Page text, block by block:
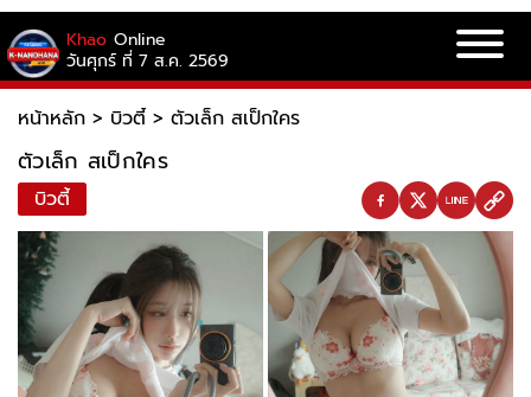
Khao Online
วันศุกร์ ที่ 7 ส.ค. 2569
หน้าหลัก > บิวตี้ > ตัวเล็ก สเป็กใคร
ตัวเล็ก สเป็กใคร
บิวตี้